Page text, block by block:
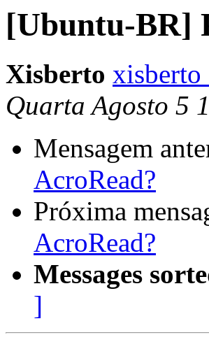
[Ubuntu-BR]
Xisberto xisberto
Quarta Agosto 5
Mensagem
AcroRead?
Próxima
AcroRead?
Messages
]